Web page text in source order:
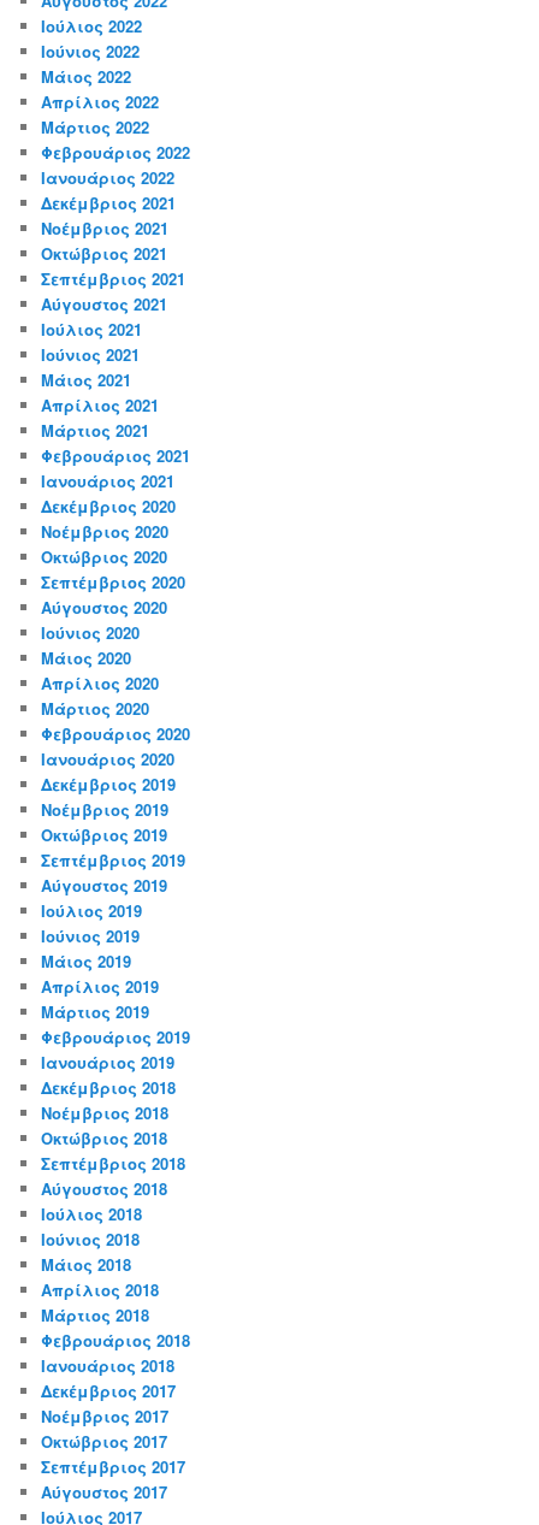
Ιούλιος 2022
Ιούνιος 2022
Μάιος 2022
Απρίλιος 2022
Μάρτιος 2022
Φεβρουάριος 2022
Ιανουάριος 2022
Δεκέμβριος 2021
Νοέμβριος 2021
Οκτώβριος 2021
Σεπτέμβριος 2021
Αύγουστος 2021
Ιούλιος 2021
Ιούνιος 2021
Μάιος 2021
Απρίλιος 2021
Μάρτιος 2021
Φεβρουάριος 2021
Ιανουάριος 2021
Δεκέμβριος 2020
Νοέμβριος 2020
Οκτώβριος 2020
Σεπτέμβριος 2020
Αύγουστος 2020
Ιούνιος 2020
Μάιος 2020
Απρίλιος 2020
Μάρτιος 2020
Φεβρουάριος 2020
Ιανουάριος 2020
Δεκέμβριος 2019
Νοέμβριος 2019
Οκτώβριος 2019
Σεπτέμβριος 2019
Αύγουστος 2019
Ιούλιος 2019
Ιούνιος 2019
Μάιος 2019
Απρίλιος 2019
Μάρτιος 2019
Φεβρουάριος 2019
Ιανουάριος 2019
Δεκέμβριος 2018
Νοέμβριος 2018
Οκτώβριος 2018
Σεπτέμβριος 2018
Αύγουστος 2018
Ιούλιος 2018
Ιούνιος 2018
Μάιος 2018
Απρίλιος 2018
Μάρτιος 2018
Φεβρουάριος 2018
Ιανουάριος 2018
Δεκέμβριος 2017
Νοέμβριος 2017
Οκτώβριος 2017
Σεπτέμβριος 2017
Αύγουστος 2017
Ιούλιος 2017